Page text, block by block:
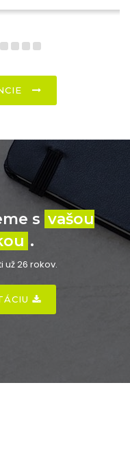
s vašou
.
26 rokov.